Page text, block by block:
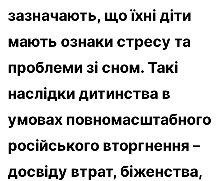
зазначають, що їхні діти
мають ознаки стресу та
проблеми зі сном. Такі
наслідки дитинства в
умовах повномасштабного
російського вторгнення –
досвіду втрат, біженства,